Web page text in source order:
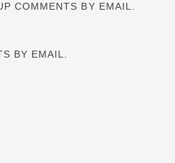
COMMENTS BY EMAIL.
BY EMAIL.